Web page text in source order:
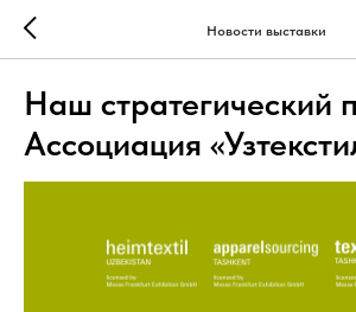
Новости выставки
Наш стратегический
Ассоциация